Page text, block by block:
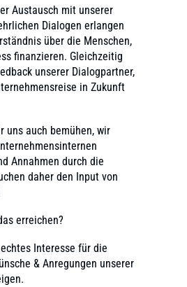
Austausch mit unserer
Dialogen erlangen
über die Menschen,
finanzieren. Gleichzeitig
unserer Dialogpartner,
in Zukunft
uns auch bemühen, wir
Annahmen durch die
daher den Input von
erreichen?
echtes Interesse für die
& Anregungen unserer